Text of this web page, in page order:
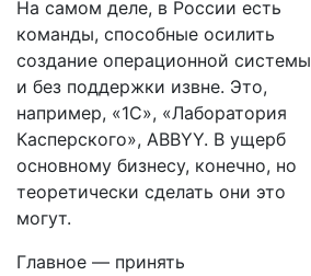
На самом деле, в России есть
команды, способные осилить
создание операционной системы
и без поддержки извне. Это,
например, «1С», «Лаборатория
Касперского», ABBYY. В ущерб
основному бизнесу, конечно, но
теоретически сделать они это
могут.
Главное — принять